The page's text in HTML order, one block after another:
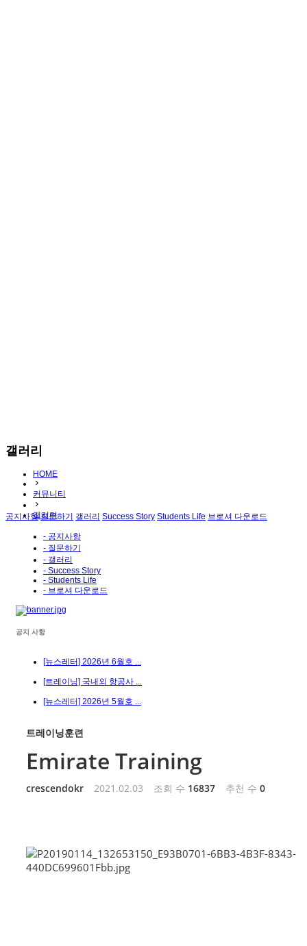
갤러리
HOME
커뮤니티
갤러리
공지사항 질문하기 갤러리 Success Story Students Life 브로셔 다운로드
- 공지사항
- 질문하기
- 갤러리
- Success Story
- Students Life
- 브로셔 다운로드
공지 사항
[뉴스레터] 2026년 6월호 ...
[트레이닝] 국내외 항공사 ...
[뉴스레터] 2026년 5월호 ...
트레이닝훈련
Emirate Training
crescendokr 2021.02.03 조회 수 16837 추천 수 0